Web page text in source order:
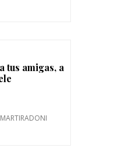
tus amigas, a